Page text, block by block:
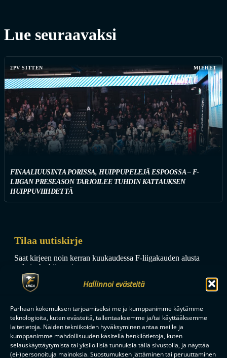
Hallinnoi evästeitä
Parhaan kokemuksen tarjoamiseksi me ja kumppanimme käytämme
teknologioita, kuten evästeitä, tallentaaksemme ja/tai käyttääksemme
laitetietoja. Näiden tekniikoiden hyväksyminen antaa meille ja
kumppanimme mahdollisuuden käsitellä henkilötietoja, kuten
selauskäyttäytymistä tai yksilöllisiä tunnuksia tällä sivustolla, ja näyttää
(ei-)personoituja mainoksia. Suostumuksen jättäminen tai peruuttaminen
Lue seuraavaksi
2PV SITTEN MIEHET
FINAALIUUSINTA PORISSA, HUIPPUPELEJÄ ESPOOSSA – F-
LIIGAN PRESEASON TARJOILEE TUHDIN KATTAUKSEN
HUIPPUVIIHDETTÄ
Tilaa uutiskirje
Saat kirjeen noin kerran kuukaudessa F-liigakauden alusta
ratkaisuhetkiin asti.
TILAA